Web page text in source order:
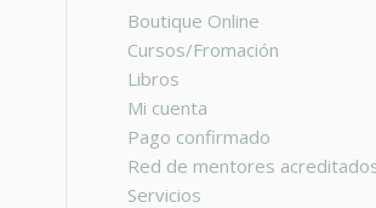
Boutique Online
Cursos/Fromación
Libros
Mi cuenta
Pago confirmado
Red de mentores
Servicios